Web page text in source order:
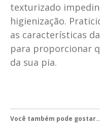
texturizado
higienização.
as características
para proporcionar
da sua pia.
Você também pode